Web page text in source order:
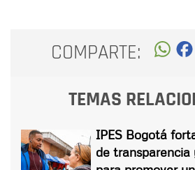
COMPARTE:
TEMAS
IPES Bogotá
de